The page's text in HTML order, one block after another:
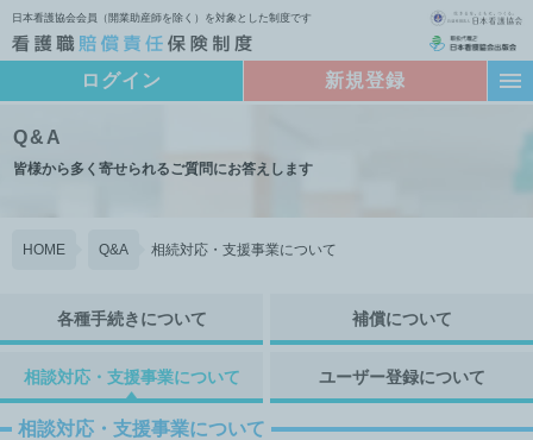
日本看護協会会員（開業助産師を除く）を対象とした制度です
ログイン 新規登録
Q&A
皆様から多く寄せられるご質問にお答えします
HOME Q&A 相続対応・支援事業について
各種手続きについて 補償について
相談対応・支援事業について ユーザー登録について
相談対応・支援事業について